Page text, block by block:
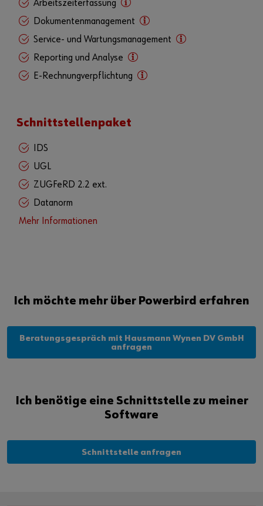
Arbeitszeiterfassung
Dokumentenmanagement
Service- und Wartungsmanagement
Reporting und Analyse
E-Rechnungverpflichtung
Schnittstellenpaket
IDS
UGL
ZUGFeRD 2.2 ext.
Datanorm
Mehr Informationen
Ich möchte mehr über Powerbird erfahren
Beratungsgespräch mit Hausmann Wynen DV GmbH
anfragen
Ich benötige eine Schnittstelle zu meiner
Software
Schnittstelle anfragen